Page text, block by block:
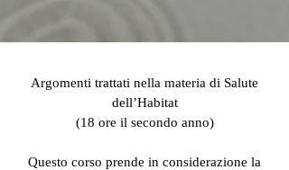
Argomenti trattati nella materia di Salute
dell’Habitat
(18 ore il secondo anno)
Questo corso prende in considerazione la